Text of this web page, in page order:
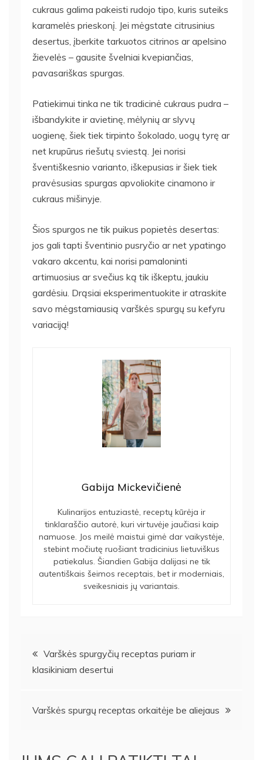
cukraus galima pakeisti rudojo tipo, kuris suteiks
karamelės prieskonį. Jei mėgstate citrusinius
desertus, įberkite tarkuotos citrinos ar apelsino
žievelės – gausite švelniai kvepiančias,
pavasariškas spurgas.
Patiekimui tinka ne tik tradicinė cukraus pudra –
išbandykite ir avietinę, mėlynių ar slyvų
uogienę, šiek tiek tirpinto šokolado, uogų tyrę ar
net krupūrus riešutų sviestą. Jei norisi
šventiškesnio varianto, iškepusias ir šiek tiek
pravėsusias spurgas apvoliokite cinamono ir
cukraus mišinyje.
Šios spurgos ne tik puikus popietės desertas:
jos gali tapti šventinio pusryčio ar net ypatingo
vakaro akcentu, kai norisi pamaloninti
artimuosius ar svečius ką tik iškeptu, jaukiu
gardėsiu. Drąsiai eksperimentuokite ir atraskite
savo mėgstamiausią varškės spurgų su kefyru
variaciją!
Gabija Mickevičienė
Kulinarijos entuziastė, receptų kūrėja ir
tinklaraščio autorė, kuri virtuvėje jaučiasi kaip
namuose. Jos meilė maistui gimė dar vaikystėje,
stebint močiutę ruošiant tradicinius lietuviškus
patiekalus. Šiandien Gabija dalijasi ne tik
autentiškais šeimos receptais, bet ir moderniais,
sveikesniais jų variantais.
Navigacija
tarp
įrašų
Varškės spurgyčių receptas puriam ir
klasikiniam desertui
Varškės spurgų receptas orkaitėje be aliejaus